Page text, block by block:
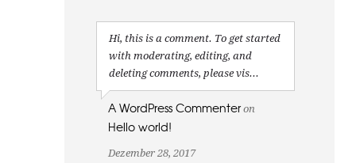
Hi, this is a comment. To get started
with moderating, editing, and
deleting comments, please vis...
A WordPress Commenter on
Hello world!
Dezember 28, 2017